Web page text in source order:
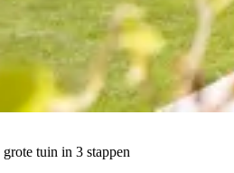
tuin in 3 stappen